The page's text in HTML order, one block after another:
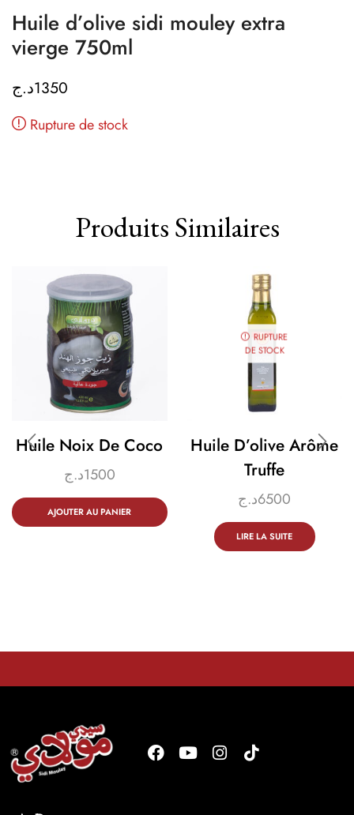
Huile d’olive sidi mouley extra
vierge 750ml
1350د.ج
Rupture de stock
Produits Similaires
Huile Noix De Coco
1500د.ج
AJOUTER AU PANIER
RUPTURE
DE STOCK
Huile D’olive Arôme
Truffe
6500د.ج
LIRE LA SUITE